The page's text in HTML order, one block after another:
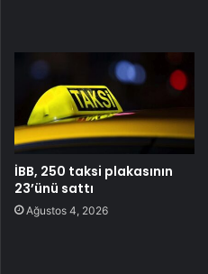
İBB, 250 taksi plakasının
23’ünü sattı
Ağustos 4, 2026